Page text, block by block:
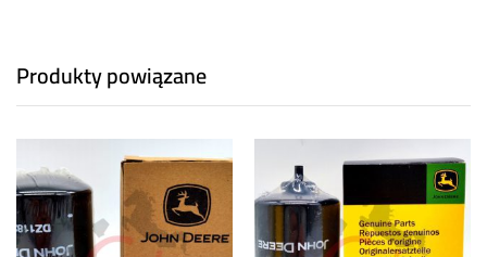
Produkty powiązane